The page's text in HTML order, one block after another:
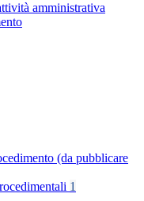
amministrativa
(da pubblicare
1